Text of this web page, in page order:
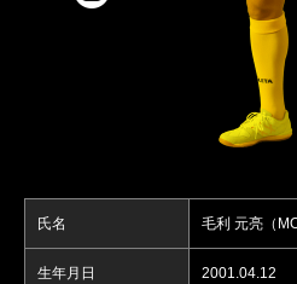
氏名 毛利 元亮（
生年月日 2001.04.12